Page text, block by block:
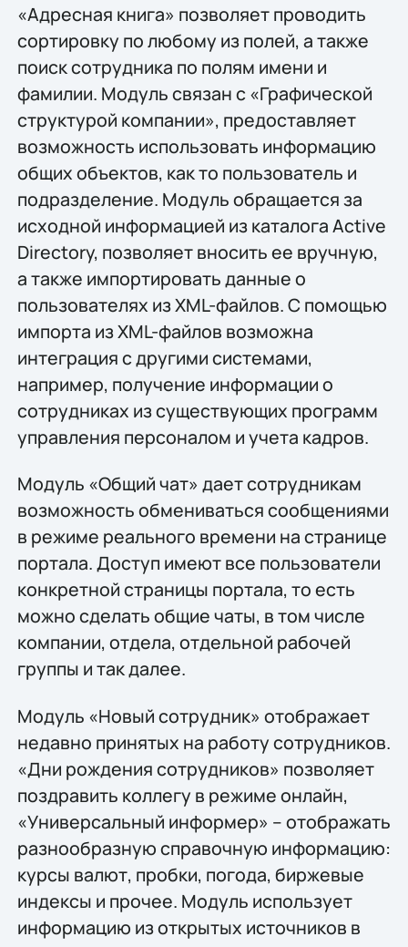
«Адресная книга» позволяет проводить
сортировку по любому из полей, а также
поиск сотрудника по полям имени и
фамилии. Модуль связан с «Графической
структурой компании», предоставляет
возможность использовать информацию
общих объектов, как то пользователь и
подразделение. Модуль обращается за
исходной информацией из каталога Active
Directory, позволяет вносить ее вручную,
а также импортировать данные о
пользователях из XML-файлов. С помощью
импорта из XML-файлов возможна
интеграция с другими системами,
например, получение информации о
сотрудниках из существующих программ
управления персоналом и учета кадров.
Модуль «Общий чат» дает сотрудникам
возможность обмениваться сообщениями
в режиме реального времени на странице
портала. Доступ имеют все пользователи
конкретной страницы портала, то есть
можно сделать общие чаты, в том числе
компании, отдела, отдельной рабочей
группы и так далее.
Модуль «Новый сотрудник» отображает
недавно принятых на работу сотрудников.
«Дни рождения сотрудников» позволяет
поздравить коллегу в режиме онлайн,
«Универсальный информер» – отображать
разнообразную справочную информацию:
курсы валют, пробки, погода, биржевые
индексы и прочее. Модуль использует
информацию из открытых источников в